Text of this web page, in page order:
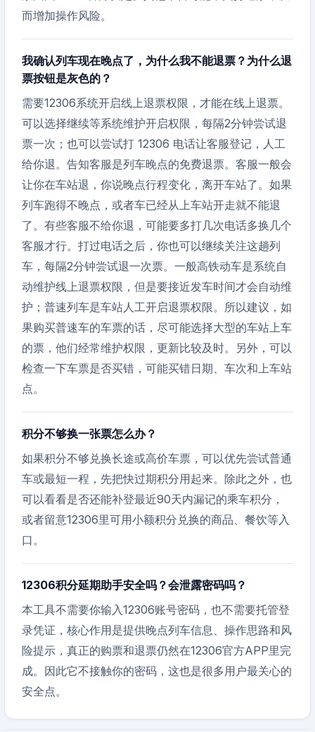
而增加操作风险。
我确认列车现在晚点了，为什么我不能退票？为什么退
票按钮是灰色的？
需要12306系统开启线上退票权限，才能在线上退票。
可以选择继续等系统维护开启权限，每隔2分钟尝试退
票一次；也可以尝试打 12306 电话让客服登记，人工
给你退。告知客服是列车晚点的免费退票。客服一般会
让你在车站退，你说晚点行程变化，离开车站了。如果
列车跑得不晚点，或者车已经从上车站开走就不能退
了。有些客服不给你退，可能要多打几次电话多换几个
客服才行。打过电话之后，你也可以继续关注这趟列
车，每隔2分钟尝试退一次票。一般高铁动车是系统自
动维护线上退票权限，但是要接近发车时间才会自动维
护；普速列车是车站人工开启退票权限。所以建议，如
果购买普速车的车票的话，尽可能选择大型的车站上车
的票，他们经常维护权限，更新比较及时。另外，可以
检查一下车票是否买错，可能买错日期、车次和上车站
点。
积分不够换一张票怎么办？
如果积分不够兑换长途或高价车票，可以优先尝试普通
车或最短一程，先把快过期积分用起来。除此之外，也
可以看看是否还能补登最近90天内漏记的乘车积分，
或者留意12306里可用小额积分兑换的商品、餐饮等入
口。
12306积分延期助手安全吗？会泄露密码吗？
本工具不需要你输入12306账号密码，也不需要托管登
录凭证，核心作用是提供晚点列车信息、操作思路和风
险提示，真正的购票和退票仍然在12306官方APP里完
成。因此它不接触你的密码，这也是很多用户最关心的
安全点。